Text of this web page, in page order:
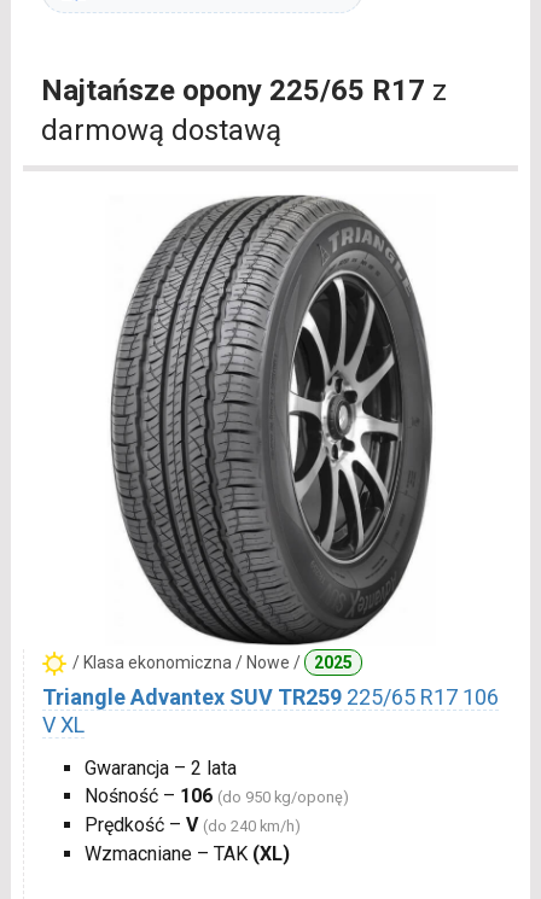
Najtańsze opony 225/65 R17 z
darmową dostawą
/ Klasa ekonomiczna / Nowe / 2025
Triangle Advantex SUV TR259 225/65 R17 106
V XL
Gwarancja – 2 lata
Nośność – 106 (do 950 kg/oponę)
Prędkość – V (do 240 km/h)
Wzmacniane – TAK (XL)